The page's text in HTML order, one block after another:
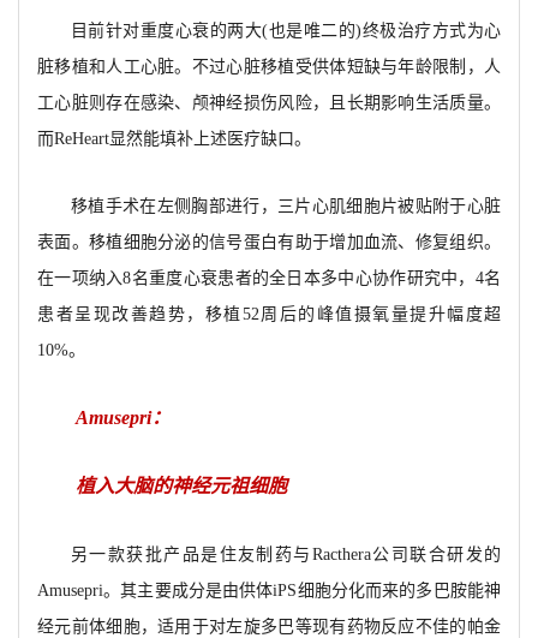
目前针对重度心衰的两大(也是唯二的)终极治疗方式为心
脏移植和人工心脏。不过心脏移植受供体短缺与年龄限制，人
工心脏则存在感染、颅神经损伤风险，且长期影响生活质量。
而ReHeart显然能填补上述医疗缺口。
移植手术在左侧胸部进行，三片心肌细胞片被贴附于心脏
表面。移植细胞分泌的信号蛋白有助于增加血流、修复组织。
在一项纳入8名重度心衰患者的全日本多中心协作研究中，4名
患者呈现改善趋势，移植52周后的峰值摄氧量提升幅度超
10%。
Amusepri：
植入大脑的神经元祖细胞
另一款获批产品是住友制药与Racthera公司联合研发的
Amusepri。其主要成分是由供体iPS细胞分化而来的多巴胺能神
经元前体细胞，适用于对左旋多巴等现有药物反应不佳的帕金